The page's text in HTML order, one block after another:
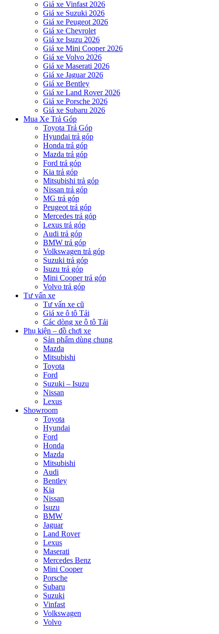
Giá xe Vinfast 2026
Giá xe Suzuki 2026
Giá xe Peugeot 2026
Giá xe Chevrolet
Giá xe Isuzu 2026
Giá xe Mini Cooper 2026
Giá xe Volvo 2026
Giá xe Maserati 2026
Giá xe Jaguar 2026
Giá xe Bentley
Giá xe Land Rover 2026
Giá xe Porsche 2026
Giá xe Subaru 2026
Mua Xe Trả Góp
Toyota Trả Góp
Hyundai trả góp
Honda trả góp
Mazda trả góp
Ford trả góp
Kia trả góp
Mitsubishi trả góp
Nissan trả góp
MG trả góp
Peugeot trả góp
Mercedes trả góp
Lexus trả góp
Audi trả góp
BMW trả góp
Volkswagen trả góp
Suzuki trả góp
Isuzu trả góp
Mini Cooper trả góp
Volvo trả góp
Tư vấn xe
Tư vấn xe cũ
Giá xe ô tô Tải
Các dòng xe ô tô Tải
Phụ kiện – đồ chơi xe
Sản phẩm dùng chung
Mazda
Mitsubishi
Toyota
Ford
Suzuki – Isuzu
Nissan
Lexus
Showroom
Toyota
Hyundai
Ford
Honda
Mazda
Mitsubishi
Audi
Bentley
Kia
Nissan
Isuzu
BMW
Jaguar
Land Rover
Lexus
Maserati
Mercedes Benz
Mini Cooper
Porsche
Subaru
Suzuki
Vinfast
Volkswagen
Volvo